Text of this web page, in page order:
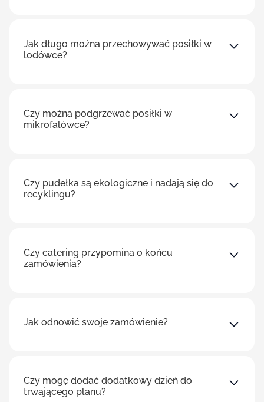
Jak długo można przechowywać posiłki w
lodówce?
Czy można podgrzewać posiłki w
mikrofalówce?
Czy pudełka są ekologiczne i nadają się do
recyklingu?
Czy catering przypomina o końcu
zamówienia?
Jak odnowić swoje zamówienie?
Czy mogę dodać dodatkowy dzień do
trwającego planu?